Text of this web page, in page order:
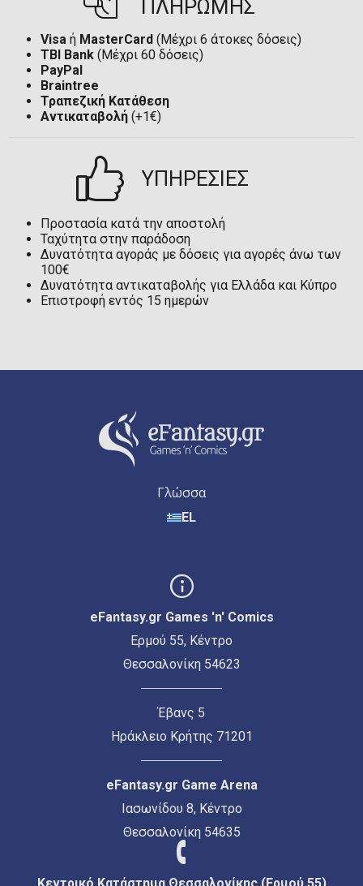
ΠΛΗΡΩΜΗΣ
Visa ή MasterCard (Μέχρι 6 άτοκες δόσεις)
TBI Bank (Μέχρι 60 δόσεις)
PayPal
Braintree
Τραπεζική Κατάθεση
Αντικαταβολή (+1€)
ΥΠΗΡΕΣΙΕΣ
Προστασία κατά την αποστολή
Ταχύτητα στην παράδοση
Δυνατότητα αγοράς με δόσεις για αγορές άνω των
100€
Δυνατότητα αντικαταβολής για Ελλάδα και Κύπρο
Επιστροφή εντός 15 ημερών
Γλώσσα
EL
eFantasy.gr Games 'n' Comics
Ερμού 55, Κέντρο
Θεσσαλονίκη 54623
Έβανς 5
Ηράκλειο Κρήτης 71201
eFantasy.gr Game Arena
Ιασωνίδου 8, Κέντρο
Θεσσαλονίκη 54635